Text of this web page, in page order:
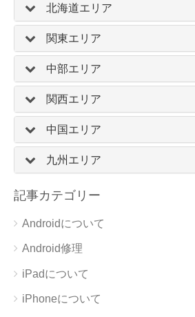
北海道エリア
関東エリア
中部エリア
関西エリア
中国エリア
九州エリア
記事カテゴリー
Androidについて
Android修理
iPadについて
iPhoneについて